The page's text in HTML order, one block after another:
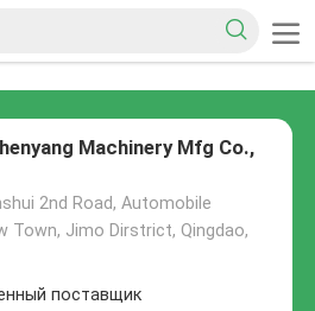
Machinery Mfg Co.,
2nd Road, Automobile
Town, Jimo Dirstrict, Qingdao,
поставщик